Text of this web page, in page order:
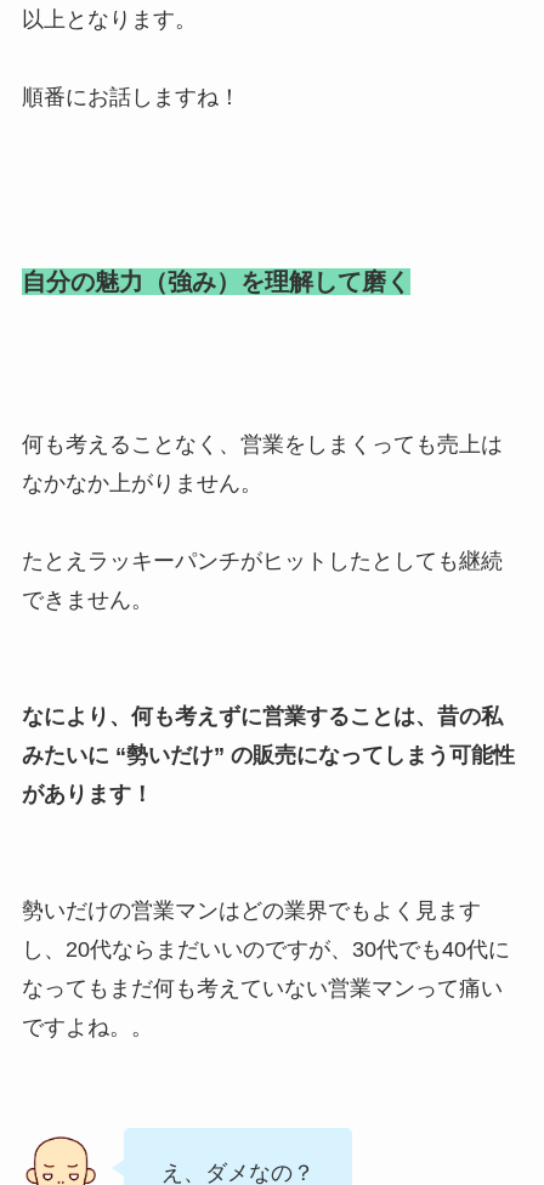
以上となります。
順番にお話しますね！
自分の魅力（強み）を理解して磨く
何も考えることなく、営業をしまくっても売上は
なかなか上がりません。
たとえラッキーパンチがヒットしたとしても継続
できません。
なにより、何も考えずに営業することは、昔の私
みたいに “勢いだけ” の販売になってしまう可能性
があります！
勢いだけの営業マンはどの業界でもよく見ます
し、20代ならまだいいのですが、30代でも40代に
なってもまだ何も考えていない営業マンって痛い
ですよね。。
え、ダメなの？